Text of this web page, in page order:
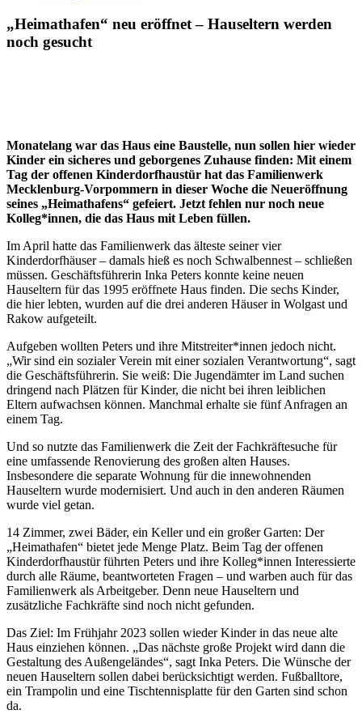
„Heimathafen“ neu eröffnet – Hauseltern werden
noch gesucht
Monatelang war das Haus eine Baustelle, nun sollen hier wieder
Kinder ein sicheres und geborgenes Zuhause finden: Mit einem
Tag der offenen Kinderdorfhaustür hat das Familienwerk
Mecklenburg-Vorpommern in dieser Woche die Neueröffnung
seines „Heimathafens“ gefeiert. Jetzt fehlen nur noch neue
Kolleg*innen, die das Haus mit Leben füllen.
Im April hatte das Familienwerk das älteste seiner vier
Kinderdorfhäuser – damals hieß es noch Schwalbennest – schließen
müssen. Geschäftsführerin Inka Peters konnte keine neuen
Hauseltern für das 1995 eröffnete Haus finden. Die sechs Kinder,
die hier lebten, wurden auf die drei anderen Häuser in Wolgast und
Rakow aufgeteilt.
Aufgeben wollten Peters und ihre Mitstreiter*innen jedoch nicht.
„Wir sind ein sozialer Verein mit einer sozialen Verantwortung“, sagt
die Geschäftsführerin. Sie weiß: Die Jugendämter im Land suchen
dringend nach Plätzen für Kinder, die nicht bei ihren leiblichen
Eltern aufwachsen können. Manchmal erhalte sie fünf Anfragen an
einem Tag.
Und so nutzte das Familienwerk die Zeit der Fachkräftesuche für
eine umfassende Renovierung des großen alten Hauses.
Insbesondere die separate Wohnung für die innewohnenden
Hauseltern wurde modernisiert. Und auch in den anderen Räumen
wurde viel getan.
14 Zimmer, zwei Bäder, ein Keller und ein großer Garten: Der
„Heimathafen“ bietet jede Menge Platz. Beim Tag der offenen
Kinderdorfhaustür führten Peters und ihre Kolleg*innen Interessierte
durch alle Räume, beantworteten Fragen – und warben auch für das
Familienwerk als Arbeitgeber. Denn neue Hauseltern und
zusätzliche Fachkräfte sind noch nicht gefunden.
Das Ziel: Im Frühjahr 2023 sollen wieder Kinder in das neue alte
Haus einziehen können. „Das nächste große Projekt wird dann die
Gestaltung des Außengeländes“, sagt Inka Peters. Die Wünsche der
neuen Hauseltern sollen dabei berücksichtigt werden. Fußballtore,
ein Trampolin und eine Tischtennisplatte für den Garten sind schon
da.